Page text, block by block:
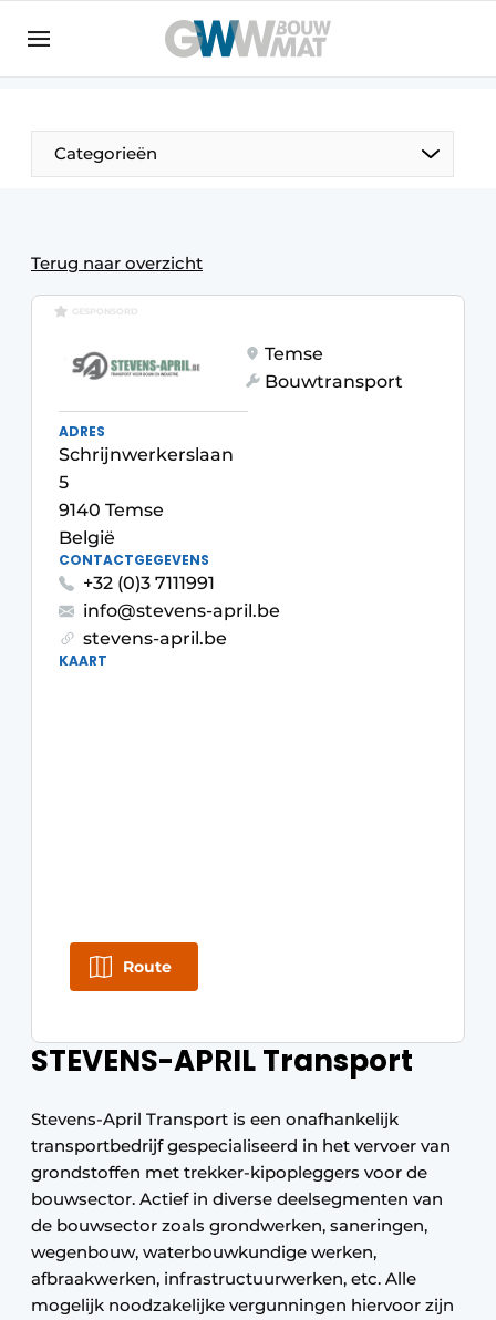
Bedrijven
Contact
Evenement aanmelden
Home
Nieuwsbrief
Podcasts
Privacy / Cookie statement
Vacatures
Video’s
Categorieën
Terug naar overzicht
STEVENS-APRIL Transport
Stevens-April Transport is een onafhankelijk
transportbedrijf gespecialiseerd in het vervoer van
grondstoffen met trekker-kipopleggers voor de
bouwsector. Actief in diverse deelsegmenten van
de bouwsector zoals grondwerken, saneringen,
wegenbouw, waterbouwkundige werken,
afbraakwerken, infrastructuurwerken, etc. Alle
mogelijk noodzakelijke vergunningen hiervoor zijn
GESPONSORD
Temse
Bouwtransport
ADRES
Schrijnwerkerslaan
5
9140 Temse
België
CONTACTGEGEVENS
+32 (0)3 7111991
info@stevens-april.be
stevens-april.be
KAART
Route